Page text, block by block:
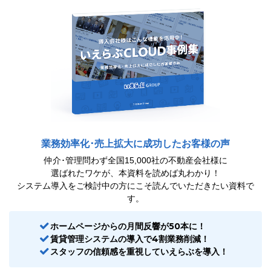
業務効率化･売上拡大に成功したお客様の声
仲介･管理問わず全国15,000社の不動産会社様に
選ばれたワケが、本資料を読めば丸わかり！
システム導入をご検討中の方にこそ読んでいただきたい資料で
す。
ホームページからの月間反響が50本に！
賃貸管理システムの導入で4割業務削減！
スタッフの信頼感を重視していえらぶを導入！